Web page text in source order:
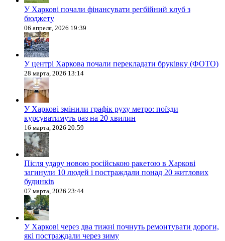
У Харкові почали фінансувати регбійний клуб з
бюджету
06 апреля, 2026 19:39
У центрі Харкова почали перекладати бруківку (ФОТО)
28 марта, 2026 13:14
У Харкові змінили графік руху метро: поїзди
курсуватимуть раз на 20 хвилин
16 марта, 2026 20:59
Після удару новою російською ракетою в Харкові
загинули 10 людей і постраждали понад 20 житлових
будинків
07 марта, 2026 23:44
У Харкові через два тижні почнуть ремонтувати дороги,
які постраждали через зиму